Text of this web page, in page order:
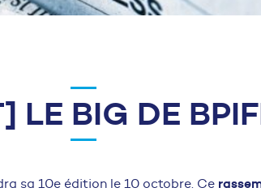
LE BIG DE
sa 10e édition le 10 octobre. Ce